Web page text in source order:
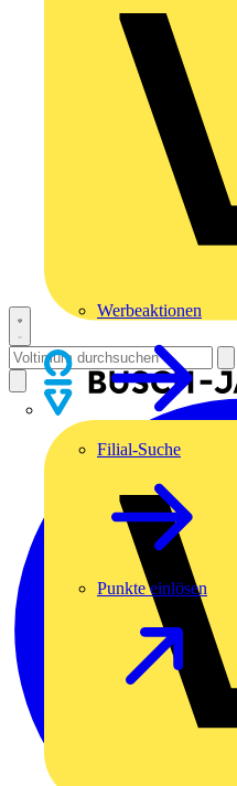
Werbeaktionen
Filial-Suche
Punkte einlösen